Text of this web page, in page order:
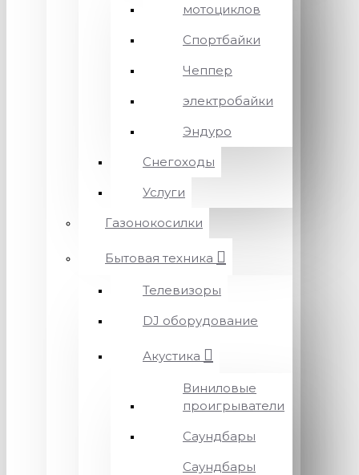
мотоциклов
Спортбайки
Чеппер
электробайки
Эндуро
Снегоходы
Услуги
Газонокосилки
Бытовая техника
Телевизоры
DJ оборудование
Акустика
Виниловые
проигрыватели
Саундбары
Саундбары